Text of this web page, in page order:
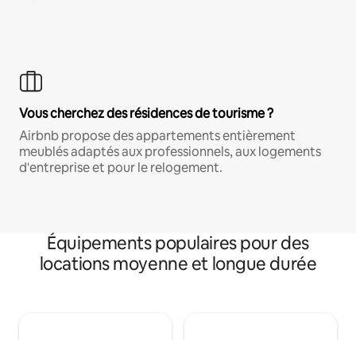
Vous cherchez des résidences de tourisme ?
Airbnb propose des appartements entièrement
meublés adaptés aux professionnels, aux logements
d'entreprise et pour le relogement.
Équipements populaires pour des
locations moyenne et longue durée